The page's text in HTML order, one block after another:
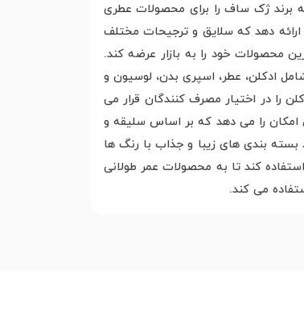
برند ژک ساف را برای محصولات عطری
دهد که سلایق و ترجیحات مختلف
محصولات خود را به بازار عرضه کند.
ادکلن، عطر، اسپری بدن، لوسیون و
را در اختیار مصرف کنندگان قرار می
را می دهد که بر اساس سلیقه و
بندی های زیبا و جذاب با رنگ ها
کند تا به محصولات عمر طولانی
می کند.